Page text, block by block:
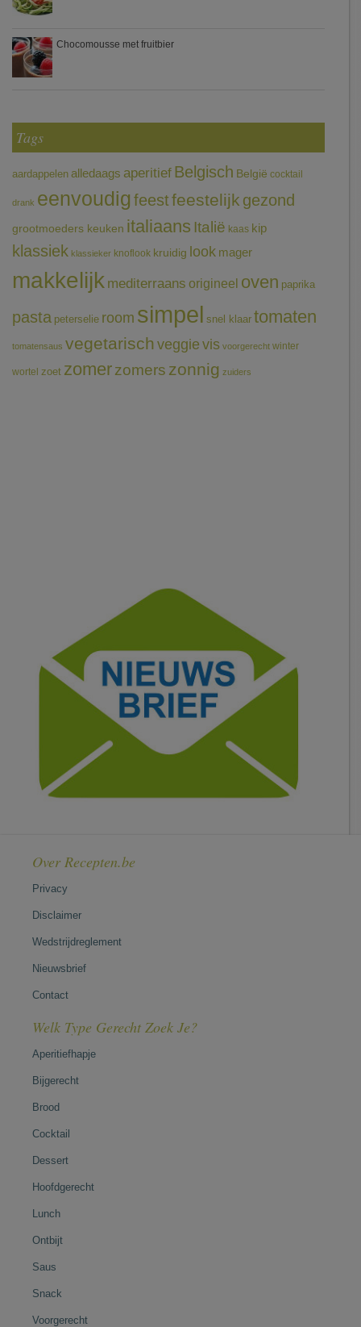
Chocomousse met fruitbier
Tags
aardappelen alledaags aperitief Belgisch België cocktail
drank eenvoudigfeestfeestelijk gezond
grootmoeders keuken italiaans Italië kaas kip
klassiek klassieker knoflook kruidig look mager
makkelijk mediterraans origineel oven paprika
pasta peterselie room simpel snel klaar tomaten
tomatensaus vegetarischveggie vis voorgerecht winter
wortel zoet zomerzomers zonnig zuiders
Over Recepten.be
Privacy
Disclaimer
Wedstrijdreglement
Nieuwsbrief
Contact
Welk Type Gerecht Zoek Je?
Aperitiefhapje
Bijgerecht
Brood
Cocktail
Dessert
Hoofdgerecht
Lunch
Ontbijt
Saus
Snack
Voorgerecht